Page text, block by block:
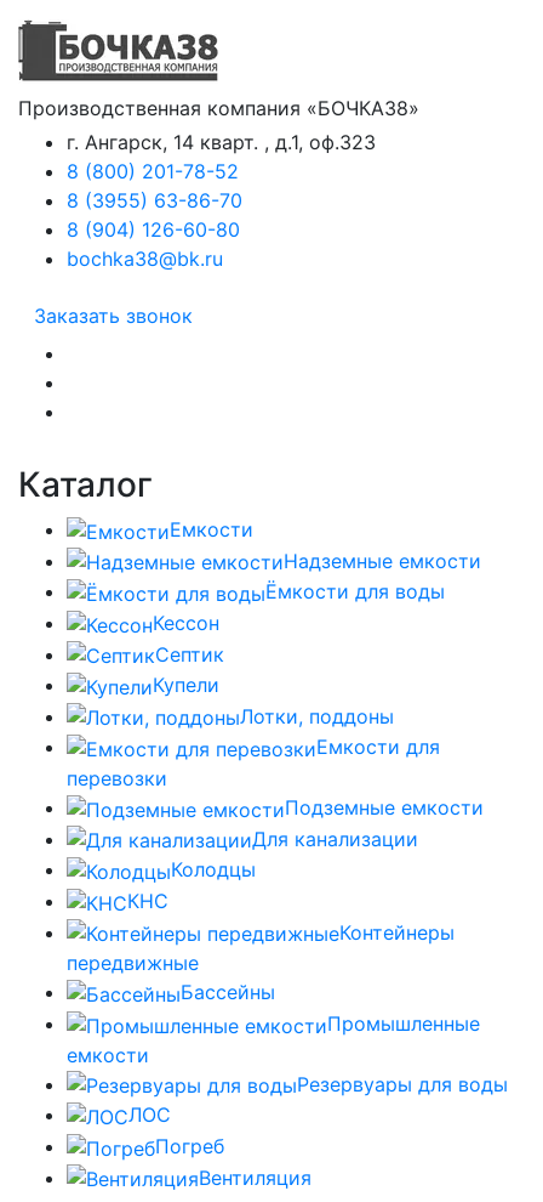
Производственная компания «БОЧКА38»
г. Ангарск, 14 кварт. , д.1, оф.323
8 (800) 201-78-52
8 (3955) 63-86-70
8 (904) 126-60-80
bochka38@bk.ru
Заказать звонок
Каталог
Емкости
Надземные емкости
Ёмкости для воды
Кессон
Септик
Купели
Лотки, поддоны
Емкости для
перевозки
Подземные емкости
Для канализации
Колодцы
КНС
Контейнеры
передвижные
Бассейны
Промышленные
емкости
Резервуары для воды
ЛОС
Погреб
Вентиляция